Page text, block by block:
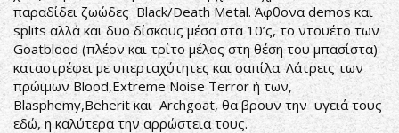
παραδίδει ζωώδες Black/Death Metal. Άφθονα demos και
splits αλλά και δυο δίσκους μέσα στα 10’ς, το ντουέτο των
Goatblood (πλέον και τρίτο μέλος στη θέση του μπασίστα)
καταστρέφει με υπερταχύτητες και σαπίλα. Λάτρεις των
πρώιμων Blood,Extreme Noise Terror ή των,
Blasphemy,Beherit και Archgoat, θα βρουν την υγειά τους
εδώ, η καλύτερα την αρρώστεια τους.